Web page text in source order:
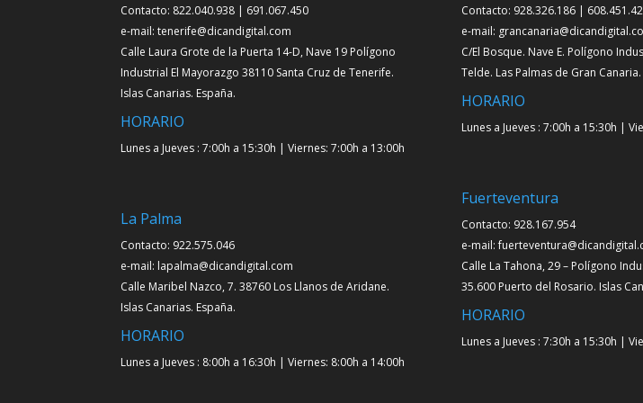
Contacto: 822.040.938 | 691.067.450
e-mail: tenerife@dicandigital.com
Calle Laura Grote de la Puerta 14-D, Nave 19 Polígono
Industrial El Mayorazgo 38110 Santa Cruz de Tenerife.
Islas Canarias. España.
HORARIO
Lunes a Jueves : 7:00h a 15:30h | Viernes: 7:00h a 13:00h
La Palma
Contacto: 922.575.046
e-mail: lapalma@dicandigital.com
Calle Maribel Nazco, 7. 38760 Los Llanos de Aridane.
Islas Canarias. España.
HORARIO
Lunes a Jueves : 8:00h a 16:30h | Viernes: 8:00h a 14:00h
Contacto: 928.326.186 |
e-mail:
C/El Bosque. Nave E. Polígono
Telde. Las Palmas de Gran Canaria.
HORARIO
Lunes a Jueves : 7:00h a 15:30h |
Fuerteventura
Contacto: 928.167.954
e-mail:
Calle La Tahona, 29 – Polígono
35.600 Puerto del Rosario. Islas
HORARIO
Lunes a Jueves : 7:30h a 15:30h |